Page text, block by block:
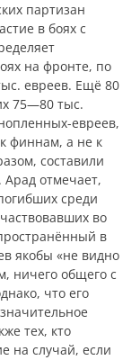
партизан
в боях с
на фронте, по
евреев. Ещё 80
75—80 тыс.
евреев,
финнам, а не к
составили
Арад отмечает,
среди
во
в
якобы «не видно
ничего общего с
что его
тех, кто
на случай, если